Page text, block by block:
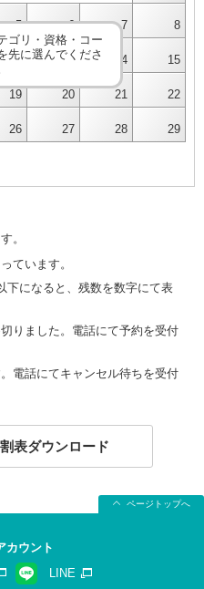
5 6 7 8
12 13 14 15
19 20 21 22
26 27 28 29
ゴリ・資格・コー
先に選んでくださ
。
ています。
下になると、残数を数字にて表
りました。電話にて予約を受付
電話にてキャンセル待ちを受付
表ダウンロード
ページトップへ
カウント
LINE